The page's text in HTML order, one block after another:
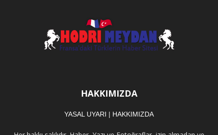
HAKKIMIZDA
YASAL UYARI | HAKKIMIZDA